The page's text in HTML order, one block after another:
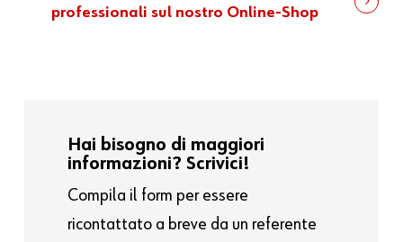
professionali sul nostro Online-Shop
Hai bisogno di maggiori
informazioni? Scrivici!
Compila il form per essere
ricontattato a breve da un referente